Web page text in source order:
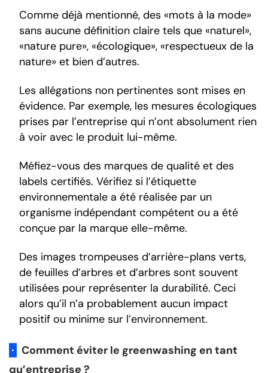
Comme déjà mentionné, des «mots à la mode»
sans aucune définition claire tels que «naturel»,
«nature pure», «écologique», «respectueux de la
nature» et bien d’autres.
Les allégations non pertinentes sont mises en
évidence. Par exemple, les mesures écologiques
prises par l’entreprise qui n’ont absolument rien
à voir avec le produit lui-même.
Méfiez-vous des marques de qualité et des
labels certifiés. Vérifiez si l’étiquette
environnementale a été réalisée par un
organisme indépendant compétent ou a été
conçue par la marque elle-même.
Des images trompeuses d’arrière-plans verts,
de feuilles d’arbres et d’arbres sont souvent
utilisées pour représenter la durabilité. Ceci
alors qu’il n’a probablement aucun impact
positif ou minime sur l’environnement.
· Comment éviter le greenwashing en tant
qu’entreprise ?